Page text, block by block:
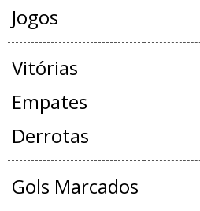
Jogos
Vitórias
Empates
Derrotas
Gols Marcados